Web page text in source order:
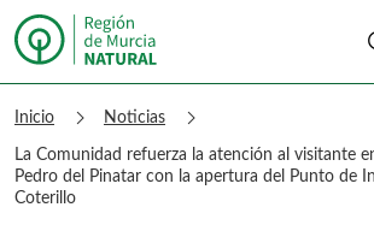
Murcia Natural La
Inicio chevron_right Noticias chevron_right
La Comunidad refuerza la atención al visitante
Pedro del Pinatar con la apertura del Punto de
Coterillo